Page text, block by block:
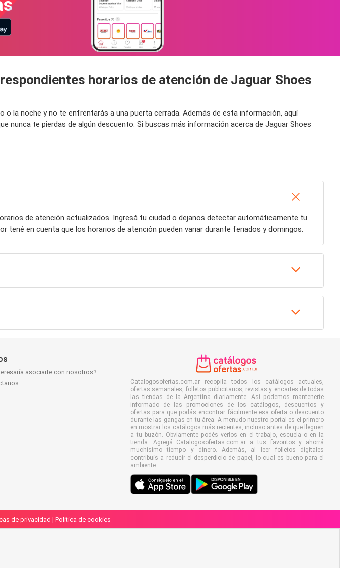
horarios de atención de Jaguar Shoes
la noche y no te enfrentarás a una puerta cerrada. Además de esta información, aquí
te pierdas de algún descuento. Si buscas más información acerca de Jaguar Shoes
de atención actualizados. Ingresá tu ciudad o dejanos detectar automáticamente tu
tené en cuenta que los horarios de atención pueden variar durante feriados y domingos.
asociarte con nosotros?
Catalogosofertas.com.ar recopila todos los catálogos actuales,
ofertas semanales, folletos publicitarios, revistas y encartes de todas
las tiendas de la Argentina diariamente. Así podemos mantenerte
informado de las promociones de los catálogos, descuentos y
ofertas para que podás encontrar fácilmente esa oferta o descuento
durante las gangas en tu área. A menudo nuestro portal es el primero
en mostrar los catálogos más recientes, incluso antes de que lleguen
a tu buzón. Obviamente podés verlos en el trabajo, escuela o en la
tienda. Agregá Catalogosofertas.com.ar a tus favoritos y ahorrá
muchísimo tiempo y dinero. Además, al leer folletos digitales
contribuís a reducir el desperdicio de papel, lo cual es bueno para el
ambiente.
de privacidad | Política de cookies